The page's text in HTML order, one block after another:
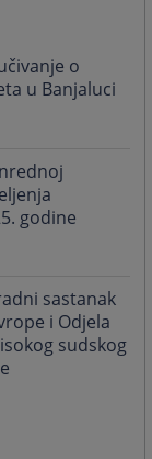
o
u Banjaluci
godine
sastanak
i Odjela
sudskog